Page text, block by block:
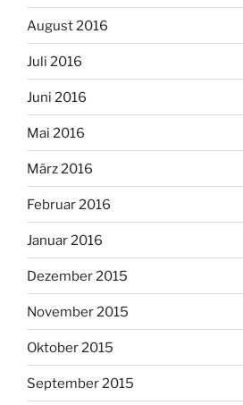
August 2016
Juli 2016
Juni 2016
Mai 2016
März 2016
Februar 2016
Januar 2016
Dezember 2015
November 2015
Oktober 2015
September 2015